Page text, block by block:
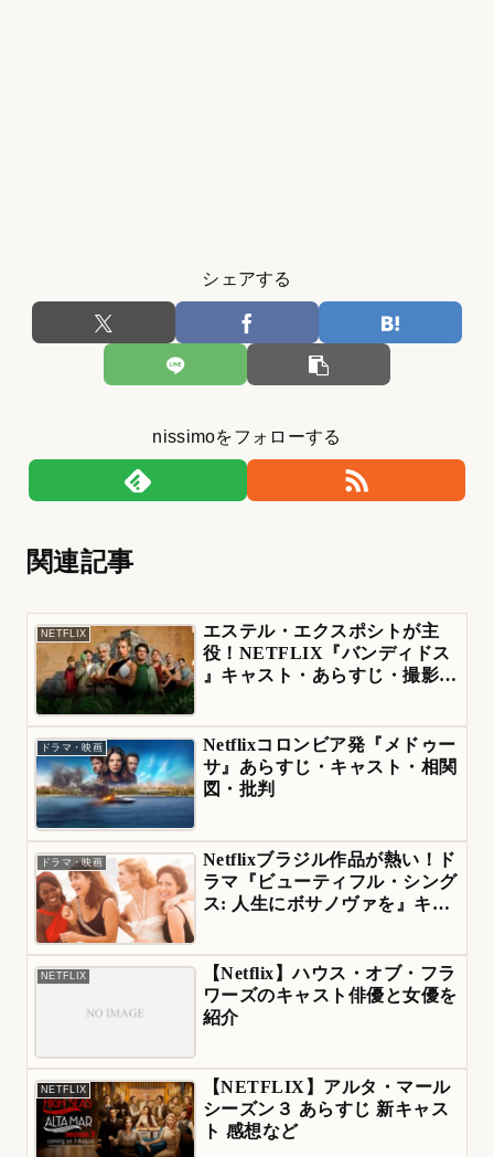
シェアする
nissimoをフォローする
関連記事
NETFLIX
エステル・エクスポシトが主
役！NETFLIX『バンディドス
』キャスト・あらすじ・撮影秘
ドラマ・映画
Netflixコロンビア発『メドゥー
サ』あらすじ・キャスト・相関
図・批判
ドラマ・映画
Netflixブラジル作品が熱い！ド
ラマ『ビューティフル・シング
ス: 人生にボサノヴァを』キャ
NETFLIX
【Netflix】ハウス・オブ・フラ
ワーズのキャスト俳優と女優を
紹介
NETFLIX
【NETFLIX】アルタ・マール
シーズン３ あらすじ 新キャス
ト 感想など